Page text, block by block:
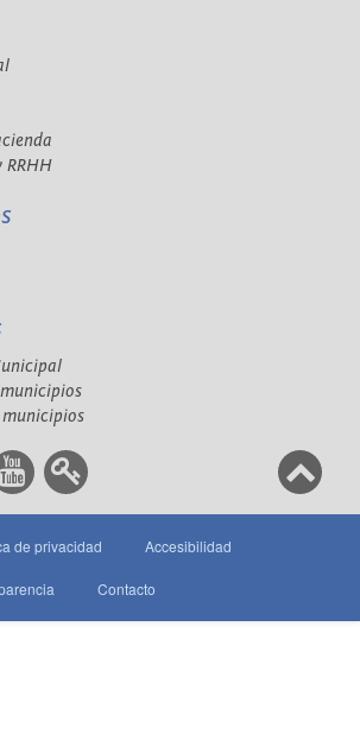
RRHH
de privacidad Accesibilidad
Contacto